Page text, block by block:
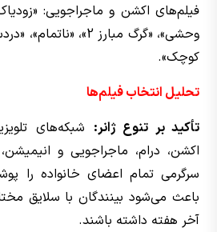
فیلم‌های اکشن و ماجراجویی:
وحشی»، «گرگ مبارز 2»،
کوچک».
تحلیل انتخاب فیلم‌ها
تأکید بر تنوع ژانر: شبکه‌های
اکشن، درام، ماجراجویی و
سرگرمی تمام اعضای خانواده را
باعث می‌شود بینندگان با سلایق
آخر هفته داشته باشند.